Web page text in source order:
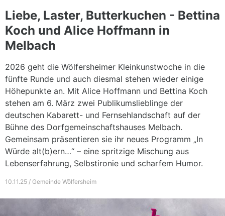
Liebe, Laster, Butterkuchen - Bettina
Koch und Alice Hoffmann in
Melbach
2026 geht die Wölfersheimer Kleinkunstwoche in die
fünfte Runde und auch diesmal stehen wieder einige
Höhepunkte an. Mit Alice Hoffmann und Bettina Koch
stehen am 6. März zwei Publikumslieblinge der
deutschen Kabarett- und Fernsehlandschaft auf der
Bühne des Dorfgemeinschaftshauses Melbach.
Gemeinsam präsentieren sie ihr neues Programm „In
Würde alt(b)ern…“ – eine spritzige Mischung aus
Lebenserfahrung, Selbstironie und scharfem Humor.
10.11.25 / Gemeinde Wölfersheim